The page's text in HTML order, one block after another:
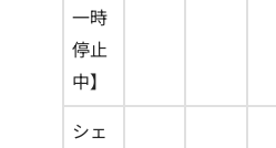
一時
停止
中】
シェ